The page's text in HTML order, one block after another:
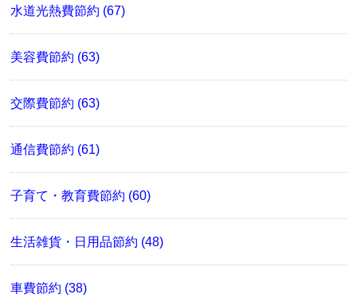
水道光熱費節約 (67)
美容費節約 (63)
交際費節約 (63)
通信費節約 (61)
子育て・教育費節約 (60)
生活雑貨・日用品節約 (48)
車費節約 (38)